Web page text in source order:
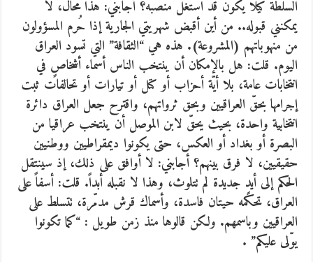
السلطة كيلا يكون قد استغلّ منصبه؟ أجابني: هذا محال، لا
يمكنني قبوله.. من أين أقبض شهريتي الجارية إذا حُرم المسؤولون
من منهوباتهم (المشروعة). هذه هي “الثقافة” التي تسود العراق
اليوم. قلت: هل بالإمكان أن ينتخب الناس أسماء أشخاصٍ في
انتخابات عامة، بلا أيّة أحزاب أو كتل أو تيارات أو تحالفات ثبت
إجرامها بحقّ العراقيين وبحق ثرواتهم، واقترح جعل العراق دائرة
انتخابية واحدة، بحيث يحقّ لابن الموصل أن ينتخب عراقيا من
البصرة أو بغداد أو العكس، حتى يكونوا ديمقراطيين ووطنيين
حقيقيين، لا فرق بينهم؟ أجابني: لا أوافق على ذلك، إذ سينتقل
الحكم إلى أيدٍ جديدة لم تتلوث، وهذا لا نقبله أبداً. قلت: أسفاً على
العراق، تحكمه حيتان فاسدة، وأسماك قرش مدمّرة، تتسلط على
العراقيين وباسمهم. ولكن قالوها منذ زمن طويل : “كما تكونوا
يوّلى عليكم” .